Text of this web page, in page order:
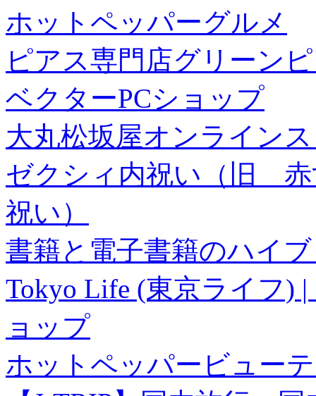
ホットペッパーグルメ
ピアス専門店グリーン
ベクターPCショップ
大丸松坂屋オンライン
ゼクシィ内祝い（旧 赤
祝い）
書籍と電子書籍のハイ
Tokyo Life (東京ライフ)
ョップ
ホットペッパービュー